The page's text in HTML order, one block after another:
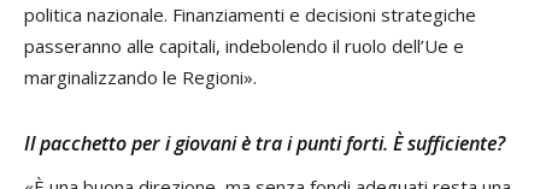
politica nazionale. Finanziamenti e decisioni strategiche
passeranno alle capitali, indebolendo il ruolo dell’Ue e
marginalizzando le Regioni».
Il pacchetto per i giovani è tra i punti forti. È sufficiente?